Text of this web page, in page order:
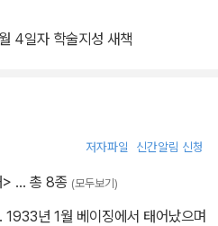
연구’는 역대 도성에 관한 내용으
‘원·명·청 삼대의 도성 베이징
‘모듈’을 통한 총체적인 설계의 각
비롯해 태묘와 천단을 분석하고 있
역도兆域圖」에 반영된 능원 제도’는
4일자 학술지성 새책
저자파일 신간알림 신청
> … 총 8종 (모두보기)
년 1월 베이징에서 태어났으며